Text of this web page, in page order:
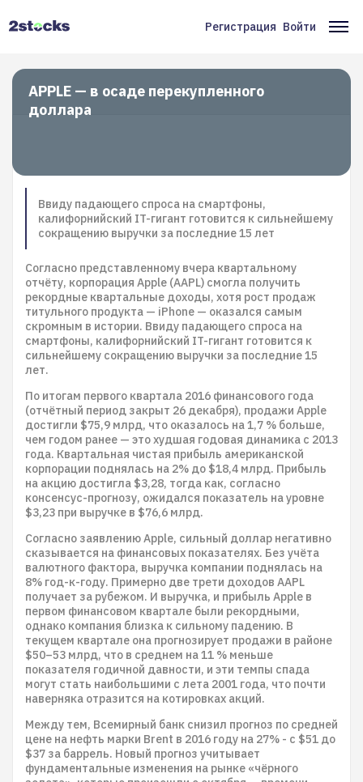
Меню
учётной
записи
Регистрация Войти
APPLE — в осаде перекупленного
доллара
Ввиду падающего спроса на смартфоны,
калифорнийский IT-гигант готовится к сильнейшему
сокращению выручки за последние 15 лет
Согласно представленному вчера квартальному
отчёту, корпорация Apple (AAPL) смогла получить
рекордные квартальные доходы, хотя рост продаж
титульного продукта — iPhone — оказался самым
скромным в истории. Ввиду падающего спроса на
смартфоны, калифорнийский IT-гигант готовится к
сильнейшему сокращению выручки за последние 15
лет.
По итогам первого квартала 2016 финансового года
(отчётный период закрыт 26 декабря), продажи Apple
достигли $75,9 млрд, что оказалось на 1,7 % больше,
чем годом ранее — это худшая годовая динамика с 2013
года. Квартальная чистая прибыль американской
корпорации поднялась на 2% до $18,4 млрд. Прибыль
на акцию достигла $3,28, тогда как, согласно
консенсус-прогнозу, ожидался показатель на уровне
$3,23 при выручке в $76,6 млрд.
Согласно заявлению Apple, сильный доллар негативно
сказывается на финансовых показателях. Без учёта
валютного фактора, выручка компании поднялась на
8% год-к-году. Примерно две трети доходов AAPL
получает за рубежом. И выручка, и прибыль Apple в
первом финансовом квартале были рекордными,
однако компания близка к сильному падению. В
текущем квартале она прогнозирует продажи в районе
$50–53 млрд, что в среднем на 11 % меньше
показателя годичной давности, и эти темпы спада
могут стать наибольшими с лета 2001 года, что почти
наверняка отразится на котировках акций.
Между тем, ​Всемирный банк снизил прогноз по средней
цене на нефть марки Brent в 2016 году на 27% - с $51 до
$37 за баррель. Новый прогноз учитывает
фундаментальные изменения на рынке «чёрного